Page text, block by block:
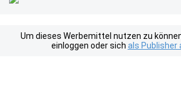
Um dieses Werbemittel nutzen zu
einloggen oder sich als Publisher